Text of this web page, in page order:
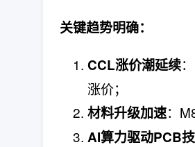
关键趋势明确：
CCL涨价潮延续
涨价；
材料升级加速：
AI算力驱动PCB